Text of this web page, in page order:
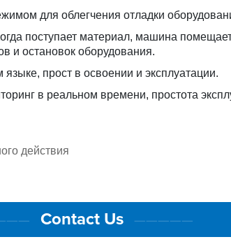
для облегчения отладки
поступает материал, машина помещает
и остановок оборудования.
прост в освоении и эксплуатации.
в реальном времени, простота
действия
Contact Us —————